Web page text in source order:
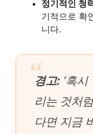
정기적인 청
기적으로 확
니다.
경고: ‘혹
리는 것처
다면 지금